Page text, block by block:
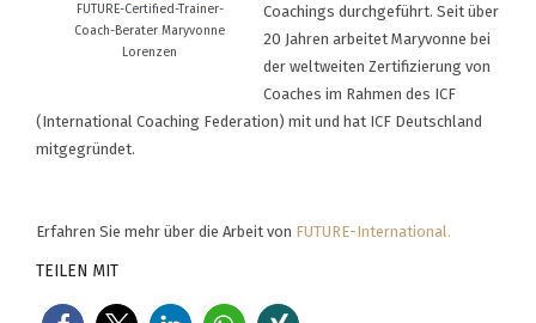
FUTURE-Certified-Trainer-
Coach-Berater Maryvonne
Lorenzen
Coachings durchgeführt. Seit über
20 Jahren arbeitet Maryvonne bei
der weltweiten Zertifizierung von
Coaches im Rahmen des ICF
(International Coaching Federation) mit und hat ICF Deutschland
mitgegründet.
Erfahren Sie mehr über die Arbeit von FUTURE-International.
TEILEN MIT